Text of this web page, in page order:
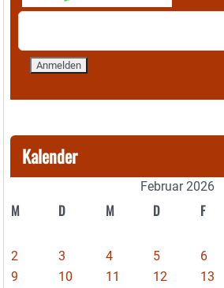
Kalender
Februar 2026
M D M D F
2
3 4 5 6
9
10 11 12 13